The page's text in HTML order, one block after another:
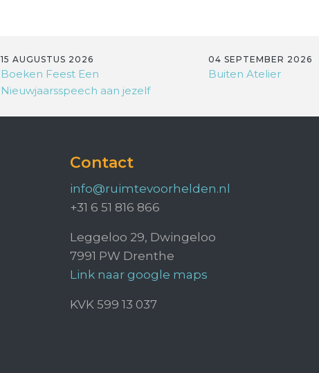
15 AUGUSTUS 2026
Boeken Feest Een
Nieuwjaarsspeech aan jezelf
04 SEPTEMBER 2026
Buiten Atelier
Contact
info@ruimtevoorhelden.nl
+31 6 51 816 866
Leggeloo 29, Dwingeloo
7991 PW Drenthe
Link naar google maps
KVK 599 13 037